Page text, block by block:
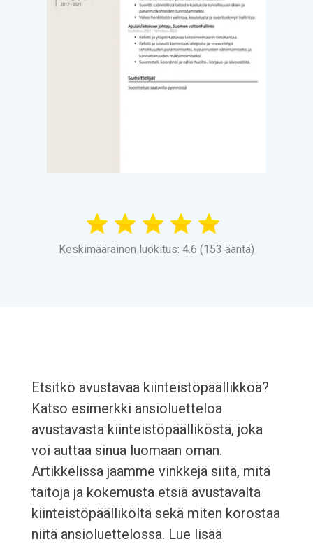
Keskimääräinen luokitus: 4.6 (153 ääntä)
Etsitkö avustavaa kiinteistöpäällikköä?
Katso esimerkki ansioluetteloa
avustavasta kiinteistöpäälliköstä, joka
voi auttaa sinua luomaan oman.
Artikkelissa jaamme vinkkejä siitä, mitä
taitoja ja kokemusta etsiä avustavalta
kiinteistöpäälliköltä sekä miten korostaa
niitä ansioluettelossa. Lue lisää